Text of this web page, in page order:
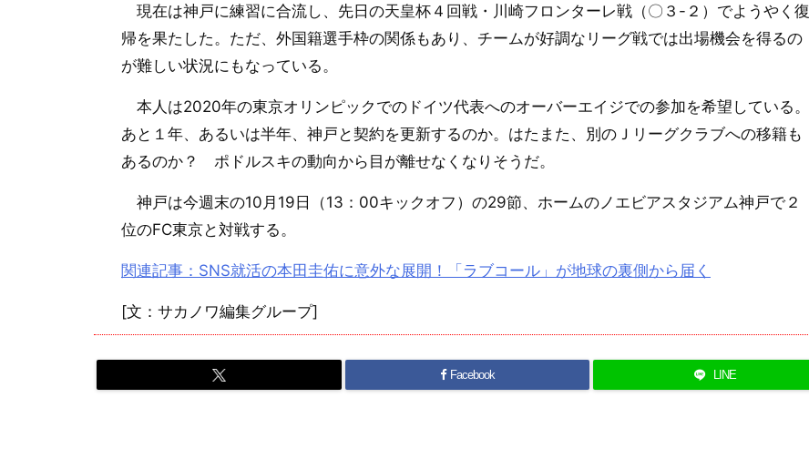
現在は神戸に練習に合流し、先日の天皇杯４回戦・川崎フロンターレ戦（〇３-２）でようやく復
帰を果たした。ただ、外国籍選手枠の関係もあり、チームが好調なリーグ戦では出場機会を得るの
が難しい状況にもなっている。
本人は2020年の東京オリンピックでのドイツ代表へのオーバーエイジでの参加を希望している。
あと１年、あるいは半年、神戸と契約を更新するのか。はたまた、別のＪリーグクラブへの移籍も
あるのか？ ポドルスキの動向から目が離せなくなりそうだ。
神戸は今週末の10月19日（13：00キックオフ）の29節、ホームのノエビアスタジアム神戸で２
位のFC東京と対戦する。
関連記事：SNS就活の本田圭佑に意外な展開！「ラブコール」が地球の裏側から届く
[文：サカノワ編集グループ]
Facebook LINE